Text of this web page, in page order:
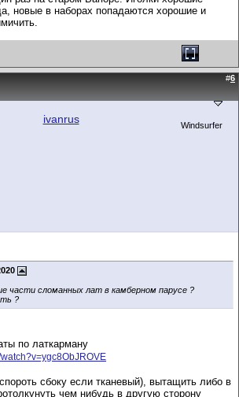
новые в наборах попадаются хорошие и
#6
ivanrus Windsurfer
части сломанных лат в камберном парусе ?
?
по латкарману
сбоку если тканевый), вытащить либо в
чем нибудь в другую сторону